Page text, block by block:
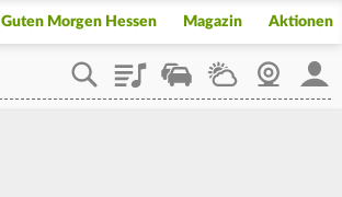
Guten Morgen Hessen Magazin Aktionen
PlaylistStaupilotWetterWebcam